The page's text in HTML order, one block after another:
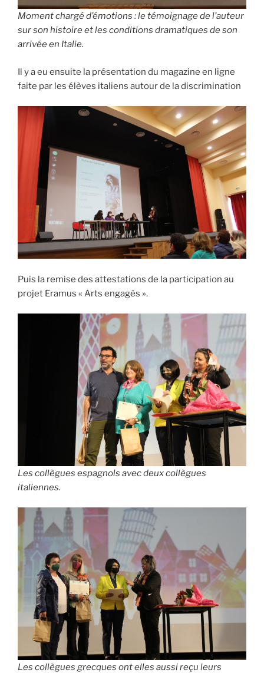
Moment chargé d’émotions : le témoignage de l’auteur
sur son histoire et les conditions dramatiques de son
arrivée en Italie.
Il y a eu ensuite la présentation du magazine en ligne
faite par les élèves italiens autour de la discrimination
Puis la remise des attestations de la participation au
projet Eramus « Arts engagés ».
Les collègues espagnols avec deux collègues
italiennes.
Les collègues grecques ont elles aussi reçu leurs